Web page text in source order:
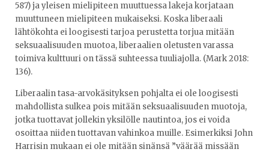
587) ja yleisen mielipiteen muuttuessa lakeja korjataan
muuttuneen mielipiteen mukaiseksi. Koska liberaali
lähtökohta ei loogisesti tarjoa perustetta torjua mitään
seksuaalisuuden muotoa, liberaalien oletusten varassa
toimiva kulttuuri on tässä suhteessa tuuliajolla. (Mark 2018:
136).
Liberaalin tasa-arvokäsityksen pohjalta ei ole loogisesti
mahdollista sulkea pois mitään seksuaalisuuden muotoja,
jotka tuottavat jollekin yksilölle nautintoa, jos ei voida
osoittaa niiden tuottavan vahinkoa muille. Esimerkiksi John
Harrisin mukaan ei ole mitään sinänsä ”väärää missään